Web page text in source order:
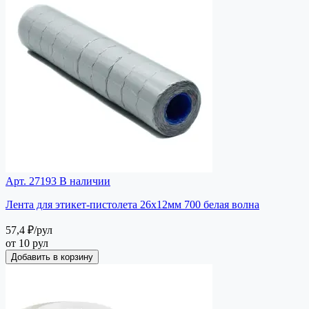
Арт. 27193 В наличии
Лента для этикет-пистолета 26х12мм 700 белая волна
57,4 ₽/рул
от 10 рул
Добавить в корзину